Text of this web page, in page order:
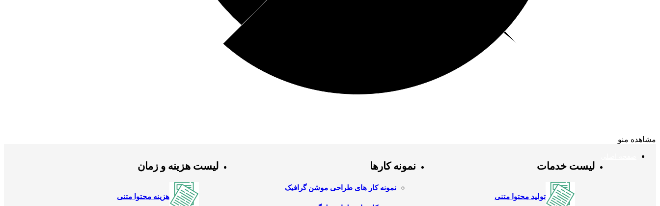
مشاهده منو
لیست خدمات
تولید محتوا متنی
نمونه کارها
نمونه کار های طراحی موشن گرافیک
لیست هزینه و زمان
هزینه محتوا متنی